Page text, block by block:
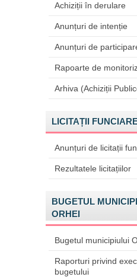
Achiziții în derulare
Anunțuri de intenție
Anunțuri de
Rapoarte de
Arhiva (Achiziții
LICITAȚII
Anunțuri de licitații
Rezultatele licitațiilor
BUGETUL
ORHEI
Bugetul municipiului
Raporturi privind
bugetului